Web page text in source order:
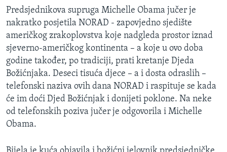
Predsjednikova supruga Michelle Obama jučer je
nakratko posjetila NORAD - zapovjedno sjedište
američkog zrakoplovstva koje nadgleda prostor iznad
sjeverno-američkog kontinenta – a koje u ovo doba
godine također, po tradiciji, prati kretanje Djeda
Božićnjaka. Deseci tisuća djece – a i dosta odraslih –
telefonski naziva ovih dana NORAD i raspituje se kada
će im doći Djed Božićnjak i donijeti poklone. Na neke
od telefonskih poziva jučer je odgovorila i Michelle
Obama.